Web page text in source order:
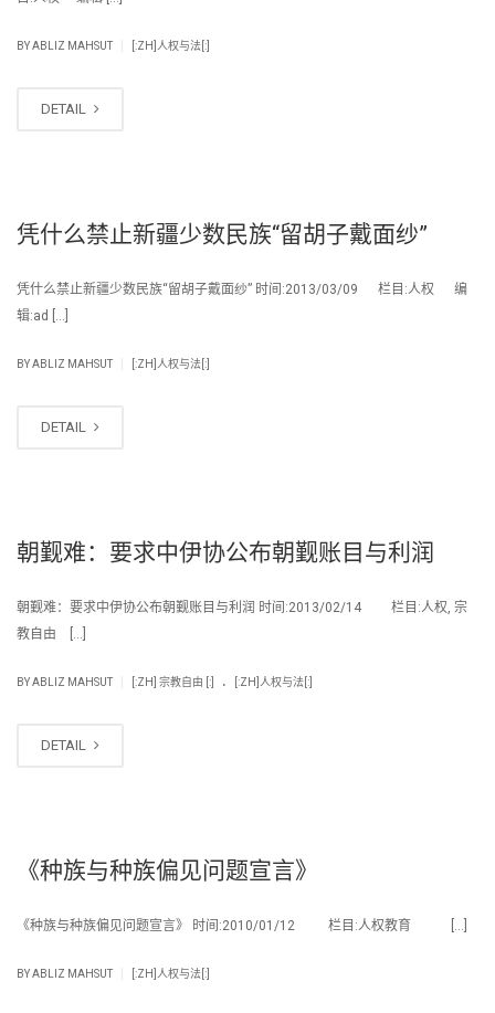
BYABLIZ MAHSUT [:ZH]人权与法[:]
DETAIL
凭什么禁止新疆少数民族“留胡子戴面纱”
凭什么禁止新疆少数民族“留胡子戴面纱” 时间:2013/03/09 栏目:人权 编
辑:ad […]
BYABLIZ MAHSUT [:ZH]人权与法[:]
DETAIL
朝觐难：要求中伊协公布朝觐账目与利润
朝觐难：要求中伊协公布朝觐账目与利润 时间:2013/02/14 栏目:人权, 宗
教自由 […]
BYABLIZ MAHSUT [:ZH] 宗教自由 [:] . [:ZH]人权与法[:]
DETAIL
《种族与种族偏见问题宣言》
《种族与种族偏见问题宣言》 时间:2010/01/12 栏目:人权教育 […]
BYABLIZ MAHSUT [:ZH]人权与法[:]